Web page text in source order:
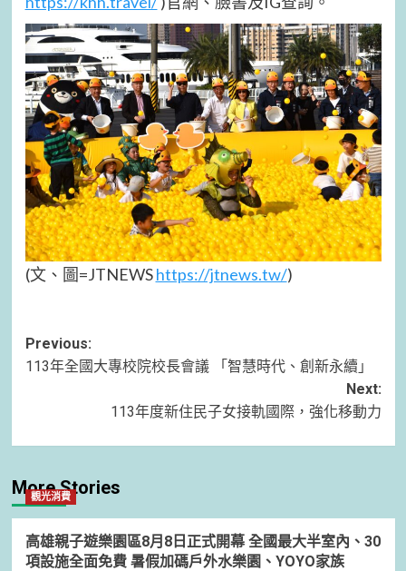
(文、圖=JTNEWShttps://jtnews.tw/)
Post
navigation
Previous:
113年全國大專校院校長會議 「智慧時代、創新永續」
Next:
113年度新住民子女接軌國際，強化移動力
More Stories
觀光消費
高雄親子遊樂園區8月8日正式開幕 全國最大半室內、30
項設施全面免費 暑假加碼戶外水樂園、YOYO家族